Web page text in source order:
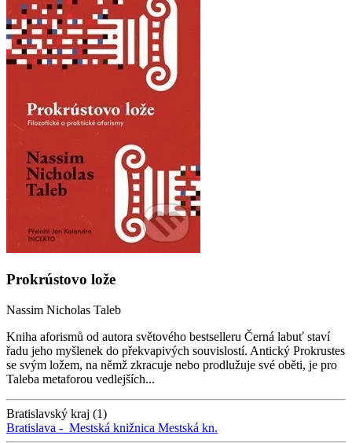
Prokrústovo lože
Nassim Nicholas Taleb
Kniha aforismů od autora světového bestselleru Černá labuť staví
řadu jeho myšlenek do překvapivých souvislostí. Antický Prokrustes
se svým ložem, na němž zkracuje nebo prodlužuje své oběti, je pro
Taleba metaforou vedlejších...
Bratislavský kraj (1)
Bratislava - Mestská knižnica Mestská kn.